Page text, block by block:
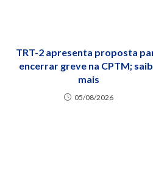
TRT-2 apresenta proposta
encerrar greve na CPTM;
mais
05/08/2026